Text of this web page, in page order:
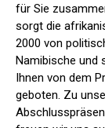
für Sie
sorgt die
2000 von
Namibische und
Ihnen von dem
geboten. Zu